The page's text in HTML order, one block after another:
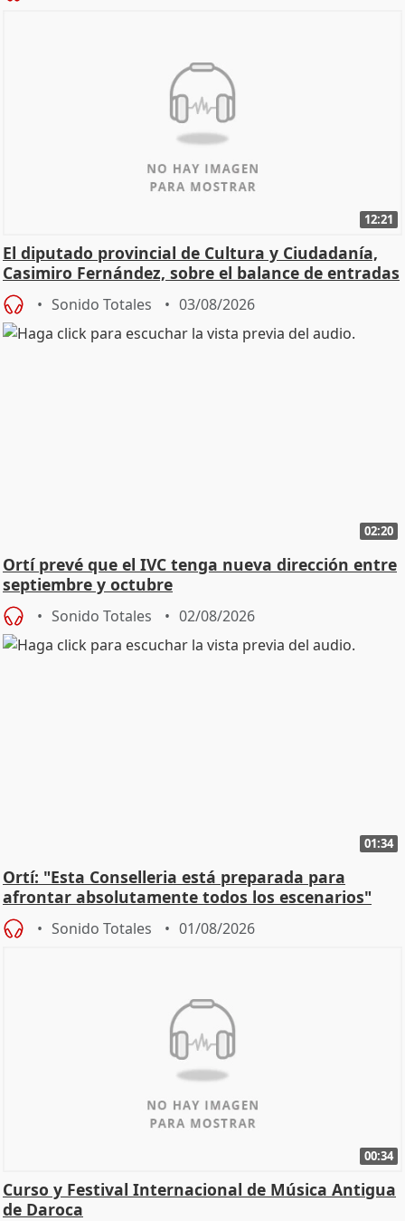
12:21
El diputado provincial de Cultura y Ciudadanía,
Casimiro Fernández, sobre el balance de entradas
Sonido Totales 03/08/2026
02:20
Ortí prevé que el IVC tenga nueva dirección entre
septiembre y octubre
Sonido Totales 02/08/2026
01:34
Ortí: "Esta Conselleria está preparada para
afrontar absolutamente todos los escenarios"
Sonido Totales 01/08/2026
00:34
Curso y Festival Internacional de Música Antigua
de Daroca